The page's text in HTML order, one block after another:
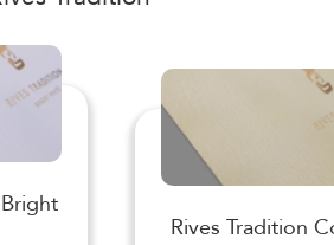
Rives Tradition